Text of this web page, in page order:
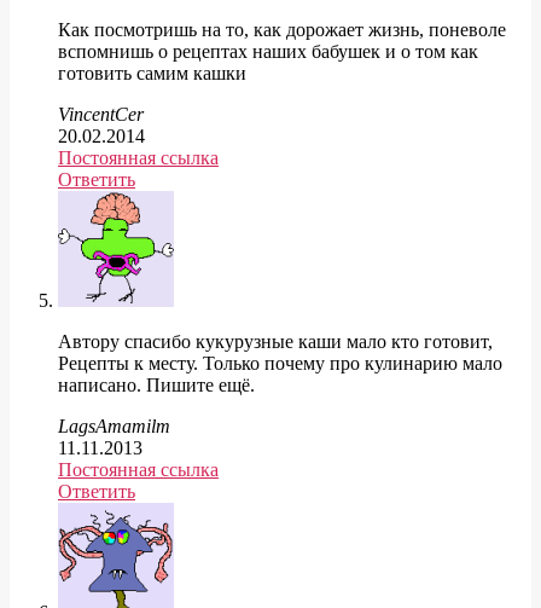
Как посмотришь на то, как дорожает жизнь, поневоле
вспомнишь о рецептах наших бабушек и о том как
готовить самим кашки
VincentCer
20.02.2014
Постоянная ссылка
Ответить
Автору спасибо кукурузные каши мало кто готовит,
Рецепты к месту. Только почему про кулинарию мало
написано. Пишите ещё.
LagsAmamilm
11.11.2013
Постоянная ссылка
Ответить